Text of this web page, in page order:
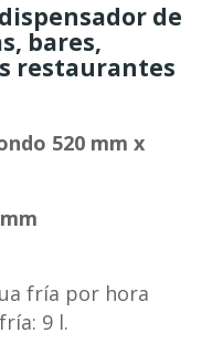
dispensador de
bares,
restaurantes
520 mm x
fría por hora
9 l.